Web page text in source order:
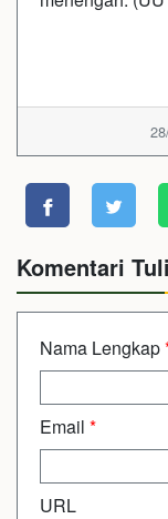
Komentari
Nama Lengkap
Email *
URL